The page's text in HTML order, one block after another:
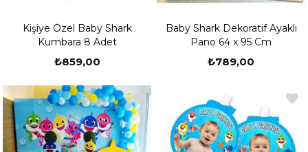
Kişiye Özel Baby Shark
Kumbara 8 Adet
₺859,00
Baby Shark Dekoratif Ayaklı
Pano 64 x 95 Cm
₺789,00